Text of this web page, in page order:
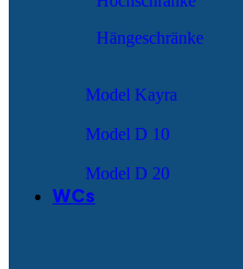
Hängeschränke
Model Kayra
Model D 10
Model D 20
WCs